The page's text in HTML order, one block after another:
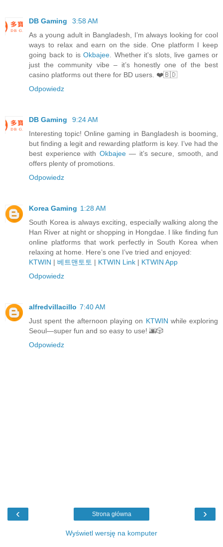
DB Gaming
3:58 AM
As a young adult in Bangladesh, I’m always looking for cool
ways to relax and earn on the side. One platform I keep
going back to is Okbajee . Whether it's slots, live games or
just the community vibe – it’s honestly one of the best
casino platforms out there for BD users. ❤️🇧🇩
Odpowiedz
DB Gaming
9:24 AM
Interesting topic! Online gaming in Bangladesh is booming,
but finding a legit and rewarding platform is key. I’ve had the
best experience with Okbajee— it’s secure, smooth, and
offers plenty of promotions.
Odpowiedz
Korea Gaming 1:28 AM
South Korea is always exciting, especially walking along the
Han River at night or shopping in Hongdae. I like finding fun
online platforms that work perfectly in South Korea when
relaxing at home. Here’s one I’ve tried and enjoyed:
KTWIN | 베트맨토토 | KTWIN Link | KTWIN App
Odpowiedz
alfredvillacillo 7:40 AM
Just spent the afternoon playing on KTWIN while exploring
Seoul—super fun and so easy to use! 🌆🎲
Odpowiedz
‹ ›
Strona główna
Wyświetl wersję na komputer